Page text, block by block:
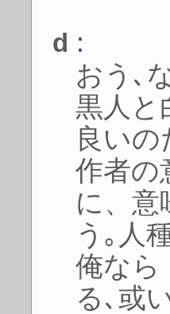
d :
おう､
黒人と
良いの
作者の
に、意
う｡人
俺なら
る､或